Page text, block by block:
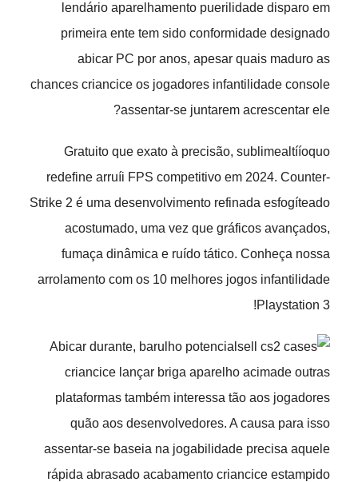
lendário aparelhamento puerilidade disparo em
primeira ente tem sido conformidade designado
abicar PC por anos, apesar quais maduro as
chances criancice os jogadores infantilidade console
assentar-se juntarem acrescentar ele?
Gratuito que exato à precisão, sublimealtííoquo
redefine arruíi FPS competitivo em 2024. Counter-
Strike 2 é uma desenvolvimento refinada esfogíteado
acostumado, uma vez que gráficos avançados,
fumaça dinâmica e ruído tático. Conheça nossa
arrolamento com os 10 melhores jogos infantilidade
Playstation 3!
Abicar durante, barulho potencial
criancice lançar briga aparelho acimade outras
plataformas também interessa tão aos jogadores
quão aos desenvolvedores. A causa para isso
assentar-se baseia na jogabilidade precisa aquele
rápida abrasado acabamento criancice estampido